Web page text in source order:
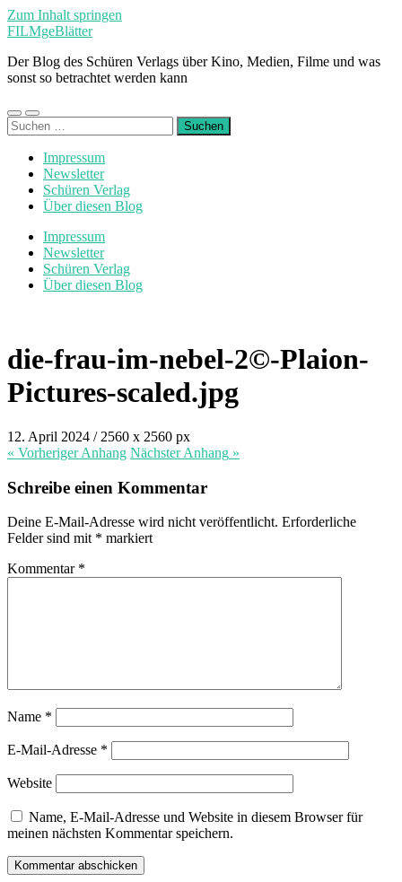
Zum Inhalt springen
FILMgeBlätter
Der Blog des Schüren Verlags über Kino, Medien, Filme und was
sonst so betrachtet werden kann
Mobile-
Menü
Suchfeld
ein-/ausblenden
Suchen
nach:
Impressum
Newsletter
Schüren Verlag
Über diesen Blog
Impressum
Newsletter
Schüren Verlag
Über diesen Blog
die-frau-im-nebel-2©-Plaion-
Pictures-scaled.jpg
12. April 2024 / 2560 x 2560 px
« VorherigerAnhang NächsterAnhang »
Schreibe einen Kommentar
Deine E-Mail-Adresse wird nicht veröffentlicht. Erforderliche
Felder sind mit * markiert
Kommentar *
Name *
E-Mail-Adresse *
Website
Name, E-Mail-Adresse und Website in diesem Browser für
meinen nächsten Kommentar speichern.